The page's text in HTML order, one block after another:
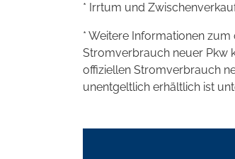
* Irrtum und
* Weitere Informationen
Stromverbrauch neuer Pkw
offiziellen Stromverbrauch
unentgeltlich erhältlich ist